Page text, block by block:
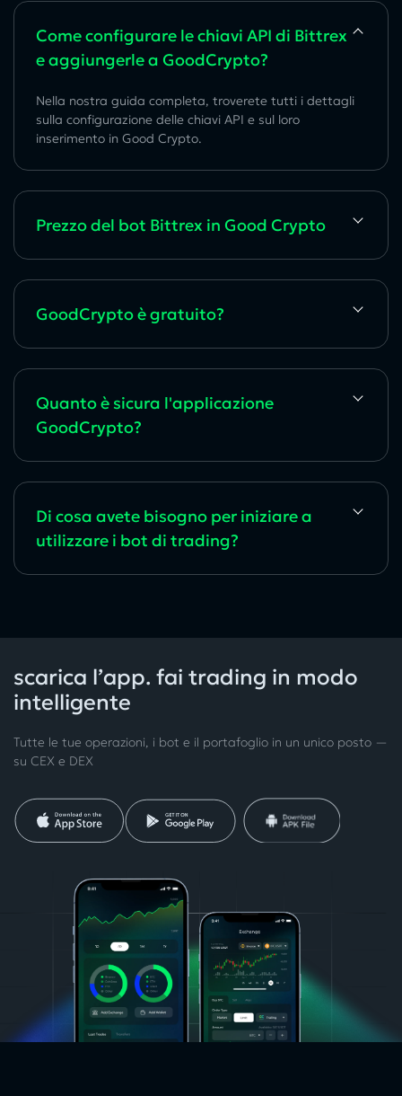
Come configurare le chiavi API di Bittrex
e aggiungerle a GoodCrypto?
Nella nostra guida completa, troverete tutti i dettagli
sulla configurazione delle chiavi API e sul loro
inserimento in Good Crypto.
Prezzo del bot Bittrex in Good Crypto
GoodCrypto è gratuito?
Quanto è sicura l'applicazione
GoodCrypto?
Di cosa avete bisogno per iniziare a
utilizzare i bot di trading?
scarica l’app. fai trading in modo
intelligente
Tutte le tue operazioni, i bot e il portafoglio in un unico posto —
su CEX e DEX